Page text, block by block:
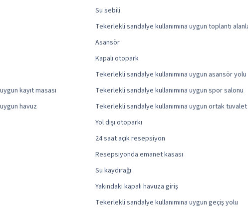
Su sebili
Tekerlekli sandalye kullanımına uygun toplantı
Asansör
Kapalı otopark
Tekerlekli sandalye kullanımına uygun asansör yolu
kayıt masası
Tekerlekli sandalye kullanımına uygun spor salonu
havuz
Tekerlekli sandalye kullanımına uygun ortak tuvalet
Yol dışı otoparkı
24 saat açık resepsiyon
Resepsiyonda emanet kasası
Su kaydırağı
Yakındaki kapalı havuza giriş
Tekerlekli sandalye kullanımına uygun geçiş yolu